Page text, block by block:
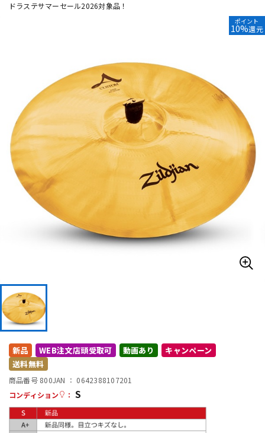
ウクレレ
パーカッション
キーボード 電子ピアノ
アンプ エフェクター
中古 ヴィンテージ
ドラステサマーセール2026対象品！
ポイント
10%還元
新品 WEB注文店頭受取可 動画あり
キャンペーン
送料無料
商品番号 800JAN ： 0642388107201
コンディション
： S